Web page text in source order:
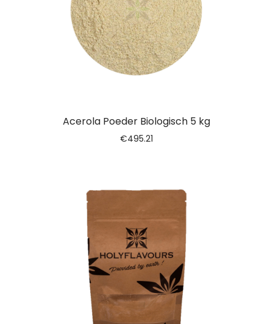
Acerola Poeder Biologisch 5 kg
€495.21